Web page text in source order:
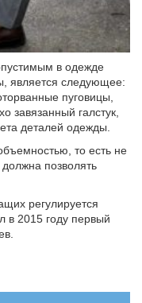
в одежде
является следующее:
пуговицы,
завязанный галстук,
деталей одежды.
то есть не
позволять
регулируется
в 2015 году первый